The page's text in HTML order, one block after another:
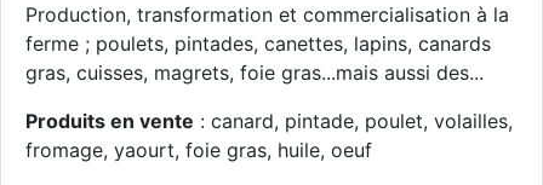
Production, transformation et commercialisation à la
ferme ; poulets, pintades, canettes, lapins, canards
gras, cuisses, magrets, foie gras...mais aussi des...
Produits en vente : canard, pintade, poulet, volailles,
fromage, yaourt, foie gras, huile, oeuf